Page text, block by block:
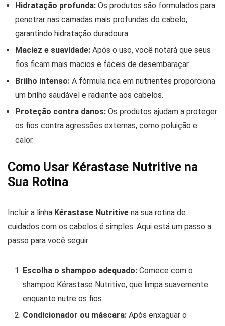
Hidratação profunda: Os produtos são formulados para
penetrar nas camadas mais profundas do cabelo,
garantindo hidratação duradoura.
Maciez e suavidade: Após o uso, você notará que seus
fios ficam mais macios e fáceis de desembaraçar.
Brilho intenso: A fórmula rica em nutrientes proporciona
um brilho saudável e radiante aos cabelos.
Proteção contra danos: Os produtos ajudam a proteger
os fios contra agressões externas, como poluição e
calor.
Como Usar Kérastase Nutritive na
Sua Rotina
Incluir a linha Kérastase Nutritive na sua rotina de
cuidados com os cabelos é simples. Aqui está um passo a
passo para você seguir:
Escolha o shampoo adequado: Comece com o
shampoo Kérastase Nutritive, que limpa suavemente
enquanto nutre os fios.
Condicionador ou máscara: Após enxaguar o